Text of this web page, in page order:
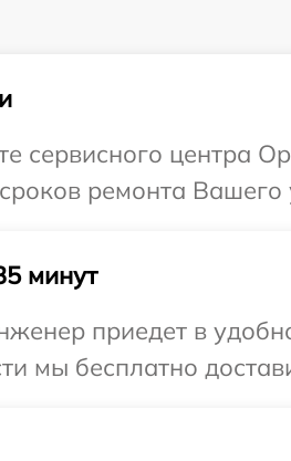
сервисного центра
ремонта Вашего
минут
приедет в
мы бесплатно